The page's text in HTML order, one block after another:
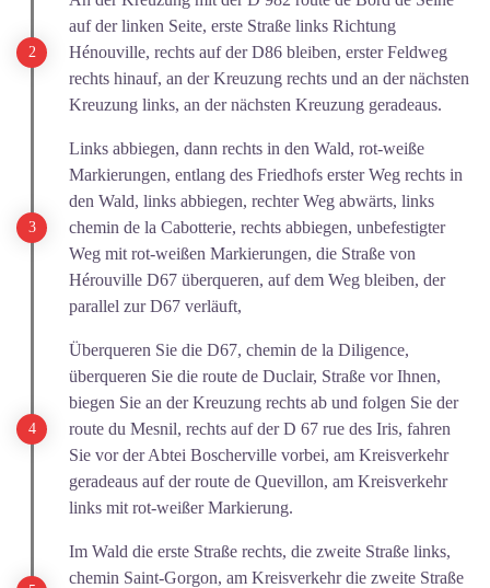
auf der linken Seite, erste Straße links Richtung
Hénouville, rechts auf der D86 bleiben, erster Feldweg
rechts hinauf, an der Kreuzung rechts und an der nächsten
Kreuzung links, an der nächsten Kreuzung geradeaus.
Links abbiegen, dann rechts in den Wald, rot-weiße
Markierungen, entlang des Friedhofs erster Weg rechts in
den Wald, links abbiegen, rechter Weg abwärts, links
chemin de la Cabotterie, rechts abbiegen, unbefestigter
Weg mit rot-weißen Markierungen, die Straße von
Hérouville D67 überqueren, auf dem Weg bleiben, der
parallel zur D67 verläuft,
Überqueren Sie die D67, chemin de la Diligence,
überqueren Sie die route de Duclair, Straße vor Ihnen,
biegen Sie an der Kreuzung rechts ab und folgen Sie der
route du Mesnil, rechts auf der D 67 rue des Iris, fahren
Sie vor der Abtei Boscherville vorbei, am Kreisverkehr
geradeaus auf der route de Quevillon, am Kreisverkehr
links mit rot-weißer Markierung.
Im Wald die erste Straße rechts, die zweite Straße links,
chemin Saint-Gorgon, am Kreisverkehr die zweite Straße